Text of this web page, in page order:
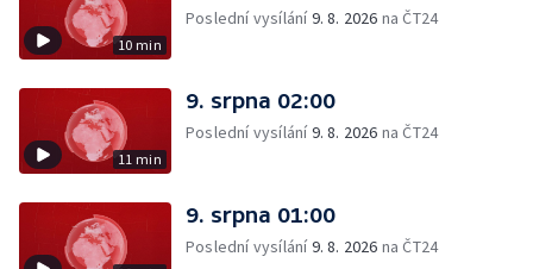
10 min
Poslední vysílání9. 8. 2026 na ČT24
11 min
9. srpna 02:00
Poslední vysílání9. 8. 2026 na ČT24
9. srpna 01:00
Poslední vysílání9. 8. 2026 na ČT24